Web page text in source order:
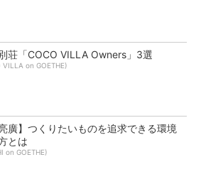
荘「COCO VILLA Owners」3選
VILLA on GOETHE)
亮廣】つくりたいものを追求できる環境
とは
on GOETHE)